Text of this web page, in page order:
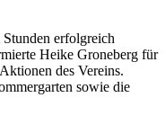
erfolgreich
Heike Groneberg für
des Vereins.
sowie die